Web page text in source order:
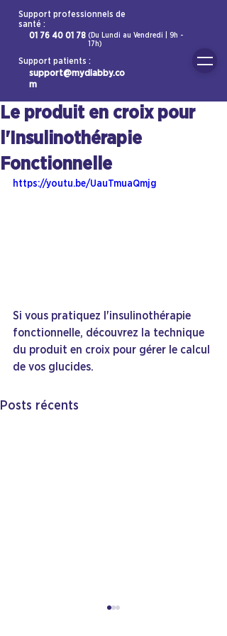
Support professionnels de
santé :
(Du Lundi au Vendredi | 9h -
17h)
01 76 40 01 78
Support patients :
support@mydiabby.co
m
Le produit en croix pour
l'Insulinothérapie
Fonctionnelle
https://youtu.be/UauTmuaQmjg
Si vous pratiquez l'insulinothérapie
fonctionnelle, découvrez la technique
du produit en croix pour gérer le calcul
de vos glucides.
Posts récents